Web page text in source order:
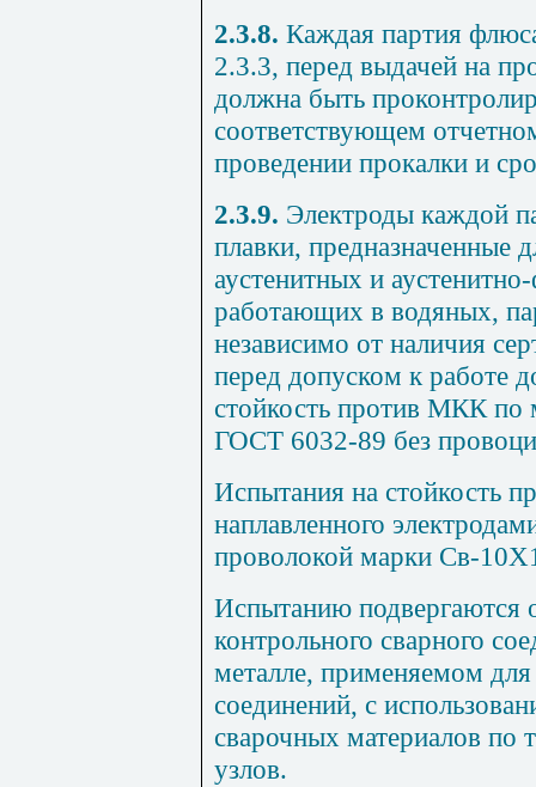
2.3.8. Каждая партия
2.3.3, перед выдачей на
должна быть
соответствующем
проведении прокалки и
2.3.9. Электроды каждой
плавки, предназначенные
аустенитных и
работающих в водяных,
независимо от наличия
перед допуском к работе
стойкость против МКК
ГОСТ 6032-89 без
Испытания на стойкость
наплавленного
проволокой марки Св-
Испытанию подвергаются
контрольного сварного
металле, применяемом
соединений, с
сварочных материалов по
узлов.